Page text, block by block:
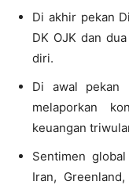
Di akhir pekan
DK OJK dan
diri.
Di awal pekan
melaporkan
keuangan
Sentimen
Iran,